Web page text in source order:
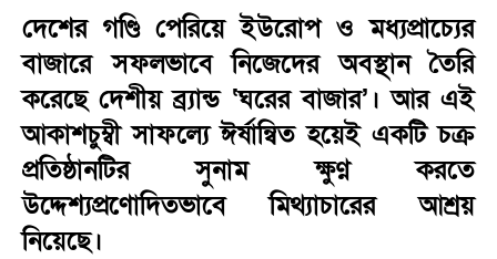
দেশের গণ্ডি পেরিয়ে ইউরোপ ও মধ্যপ্রাচ্যের
বাজারে সফলভাবে নিজেদের অবস্থান তৈরি
করেছে দেশীয় ব্র্যান্ড ‘ঘরের বাজার’। আর এই
আকাশচুম্বী সাফল্যে ঈর্ষান্বিত হয়েই একটি চক্র
প্রতিষ্ঠানটির সুনাম ক্ষুণ্ণ করতে
উদ্দেশ্যপ্রণোদিতভাবে মিথ্যাচারের আশ্রয়
নিয়েছে।